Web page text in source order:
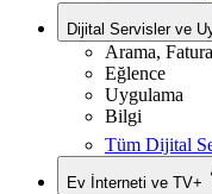
Dijital Servisler ve
Arama,
Eğlence
Uygulama
Bilgi
Tüm Dijital
Ev İnterneti ve TV+